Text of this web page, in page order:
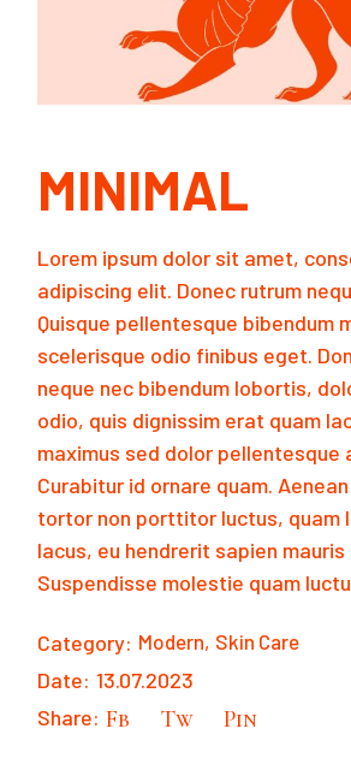
MINIMAL
Lorem ipsum dolor sit amet,
adipiscing elit. Donec rutrum
Quisque pellentesque bibendum
scelerisque odio finibus eget.
neque nec bibendum lobortis,
odio, quis dignissim erat quam
maximus sed dolor pellentesque
Curabitur id ornare quam.
tortor non porttitor luctus, quam
lacus, eu hendrerit sapien mauris
Suspendisse molestie quam
Category: Modern Skin Care
Date: 13.07.2023
Share: Fb Tw Pin